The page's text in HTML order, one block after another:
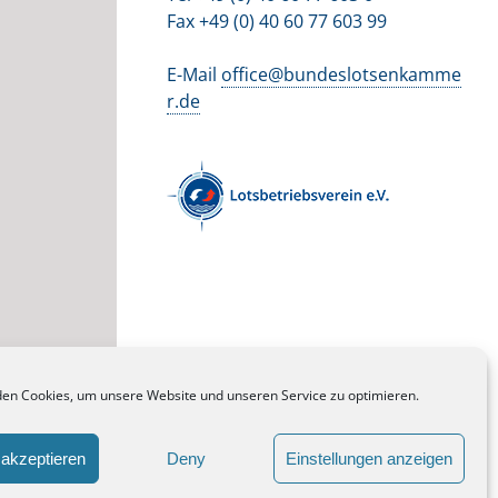
Cookies, um unsere Website und unseren Service zu optimieren.
Deny Einstellungen anzeigen
Fax +49 (0) 40 60 77 603 99
E-Mail office@bundeslotsenkamme
r.de
ÖFFENTLICHEN RECHTS